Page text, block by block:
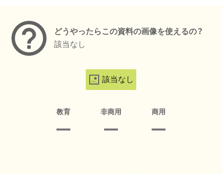
どうやったらこの資料の画像を使えるの？
該当なし
該当なし
教育 非商用 商用